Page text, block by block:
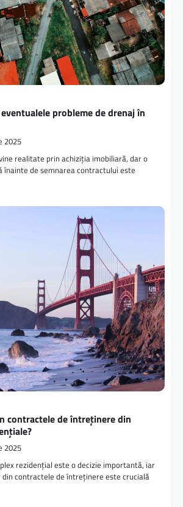
probleme de drenaj în
2025
realitate prin achiziția imobiliară, dar o
de semnarea contractului este
contractele de întreținere din
2025
rezidențial este o decizie importantă, iar
contractele de întreținere este crucială